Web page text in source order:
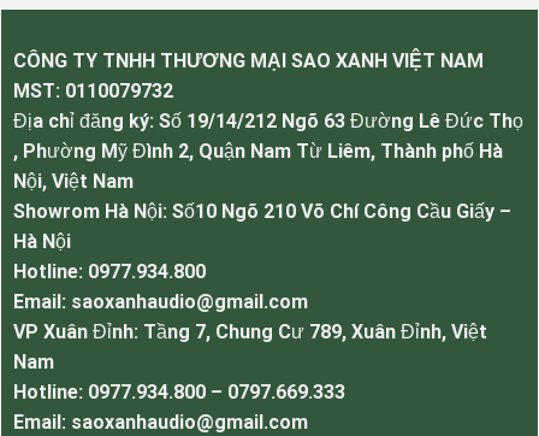
CÔNG TY TNHH THƯƠNG MẠI SAO XANH VIỆT NAM
MST: 0110079732
Địa chỉ đăng ký: Số 19/14/212 Ngõ 63 Đường Lê Đức Thọ
, Phường Mỹ Đình 2, Quận Nam Từ Liêm, Thành phố Hà
Nội, Việt Nam
Showrom Hà Nội: Số10 Ngõ 210 Võ Chí Công Cầu Giấy –
Hà Nội
Hotline: 0977.934.800
Email: saoxanhaudio@gmail.com
VP Xuân Đỉnh: Tầng 7, Chung Cư 789, Xuân Đỉnh, Việt
Nam
Hotline: 0977.934.800 – 0797.669.333
Email: saoxanhaudio@gmail.com